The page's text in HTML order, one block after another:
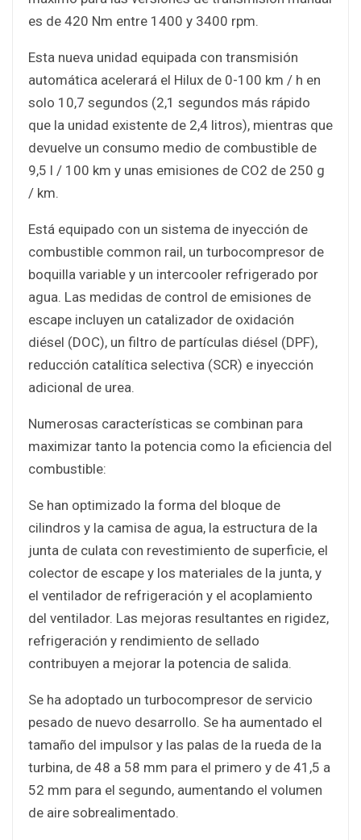
es de 420 Nm entre 1400 y 3400 rpm.
Esta nueva unidad equipada con transmisión
automática acelerará el Hilux de 0-100 km / h en
solo 10,7 segundos (2,1 segundos más rápido
que la unidad existente de 2,4 litros), mientras que
devuelve un consumo medio de combustible de
9,5 l / 100 km y unas emisiones de CO2 de 250 g
/ km.
Está equipado con un sistema de inyección de
combustible common rail, un turbocompresor de
boquilla variable y un intercooler refrigerado por
agua. Las medidas de control de emisiones de
escape incluyen un catalizador de oxidación
diésel (DOC), un filtro de partículas diésel (DPF),
reducción catalítica selectiva (SCR) e inyección
adicional de urea.
Numerosas características se combinan para
maximizar tanto la potencia como la eficiencia del
combustible:
Se han optimizado la forma del bloque de
cilindros y la camisa de agua, la estructura de la
junta de culata con revestimiento de superficie, el
colector de escape y los materiales de la junta, y
el ventilador de refrigeración y el acoplamiento
del ventilador. Las mejoras resultantes en rigidez,
refrigeración y rendimiento de sellado
contribuyen a mejorar la potencia de salida.
Se ha adoptado un turbocompresor de servicio
pesado de nuevo desarrollo. Se ha aumentado el
tamaño del impulsor y las palas de la rueda de la
turbina, de 48 a 58 mm para el primero y de 41,5 a
52 mm para el segundo, aumentando el volumen
de aire sobrealimentado.